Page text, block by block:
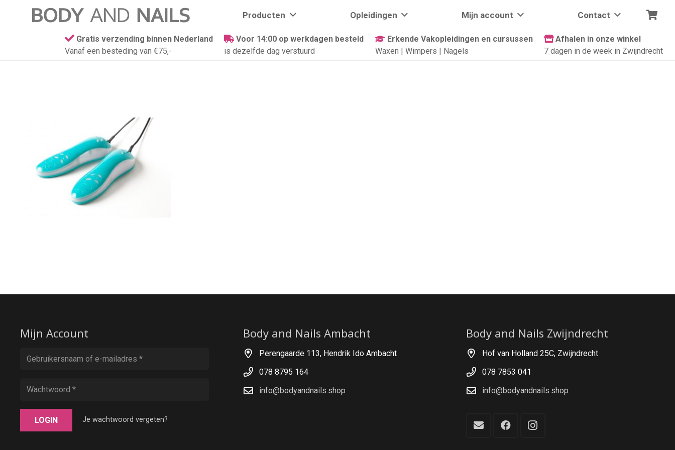
Producten Opleidingen Mijn account Contact
Gratis verzending binnen Nederland
Vanaf een besteding van €75,-
Voor 14:00 op werkdagen besteld
is dezelfde dag verstuurd
Erkende Vakopleidingen en cursussen
Waxen | Wimpers | Nagels
Afhalen in onze winkel
7 dagen in de week in Zwijndrecht
Mijn Account
LOGIN Je wachtwoord vergeten?
Body and Nails Ambacht
Perengaarde 113, Hendrik Ido Ambacht
078 8795 164
info@bodyandnails.shop
Body and Nails Zwijndrecht
Hof van Holland 25C, Zwijndrecht
078 7853 041
info@bodyandnails.shop